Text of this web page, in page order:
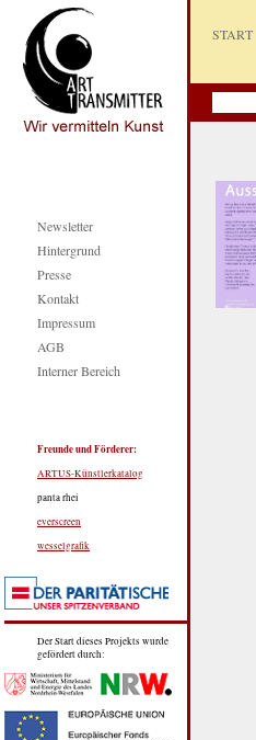
Newsletter
Hintergrund
Presse
Kontakt
Impressum
AGB
Interner Bereich
Freunde und Förderer:
ARTUS-Künstlerkatalog
panta rhei
everscreen
wesselgrafik
Der Start dieses Projekts wurde
gefördert durch:
START